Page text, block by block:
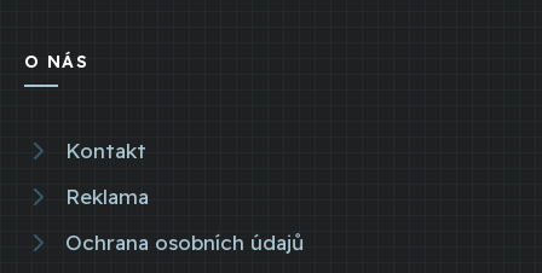
O NÁS
Kontakt
Reklama
Ochrana osobních údajů